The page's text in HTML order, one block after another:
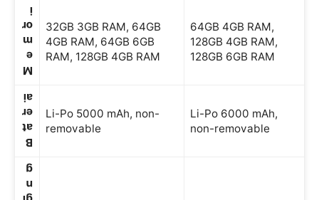
M
e
m
or
i
32GB 3GB RAM, 64GB
4GB RAM, 64GB 6GB
RAM, 128GB 4GB RAM
64GB 4GB RAM,
128GB 4GB RAM,
128GB 6GB RAM
B
at
er
ai
Li-Po 5000 mAh, non-
removable
Li-Po 6000 mAh,
non-removable
n
g